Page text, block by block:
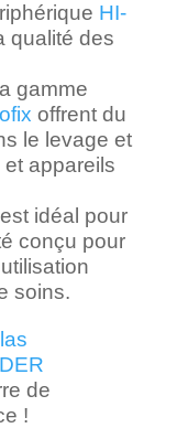
HI-
qualité des
gamme
offrent du
le levage et
appareils
idéal pour
conçu pour
soins.
de
!